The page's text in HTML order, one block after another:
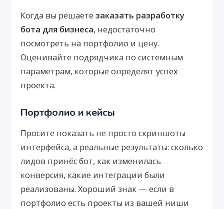
Когда вы решаете заказать разработку
бота для бизнеса, недостаточно
посмотреть на портфолио и цену.
Оценивайте подрядчика по системным
параметрам, которые определят успех
проекта.
Портфолио и кейсы
Просите показать не просто скриншоты
интерфейса, а реальные результаты: сколько
лидов принёс бот, как изменилась
конверсия, какие интеграции были
реализованы. Хороший знак — если в
портфолио есть проекты из вашей ниши